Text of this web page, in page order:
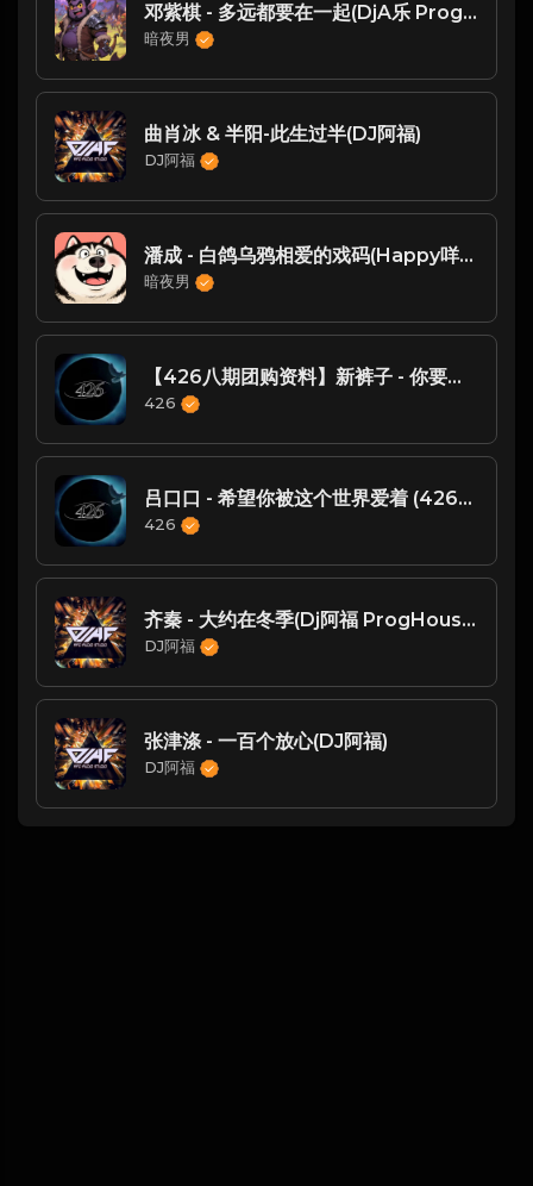
邓紫棋 - 多远都要在一起(DjA乐 ProgHouse）
暗夜男
曲肖冰 & 半阳-此生过半(DJ阿福)
DJ阿福
潘成 - 白鸽乌鸦相爱的戏码(Happy咩咩 ProgHouse Rmx 2025)
暗夜男
【426八期团购资料】新裤子 - 你要跳舞吗（ 426编曲团队 新福鼓Mix ）
426
吕口口 - 希望你被这个世界爱着 (426编曲团队DJsiyan四眼 MIX)
426
齐秦 - 大约在冬季(Dj阿福 ProgHouse Rmx 2025 水手鼓升级版) - ProgHouse
DJ阿福
张津涤 - 一百个放心(DJ阿福)
DJ阿福